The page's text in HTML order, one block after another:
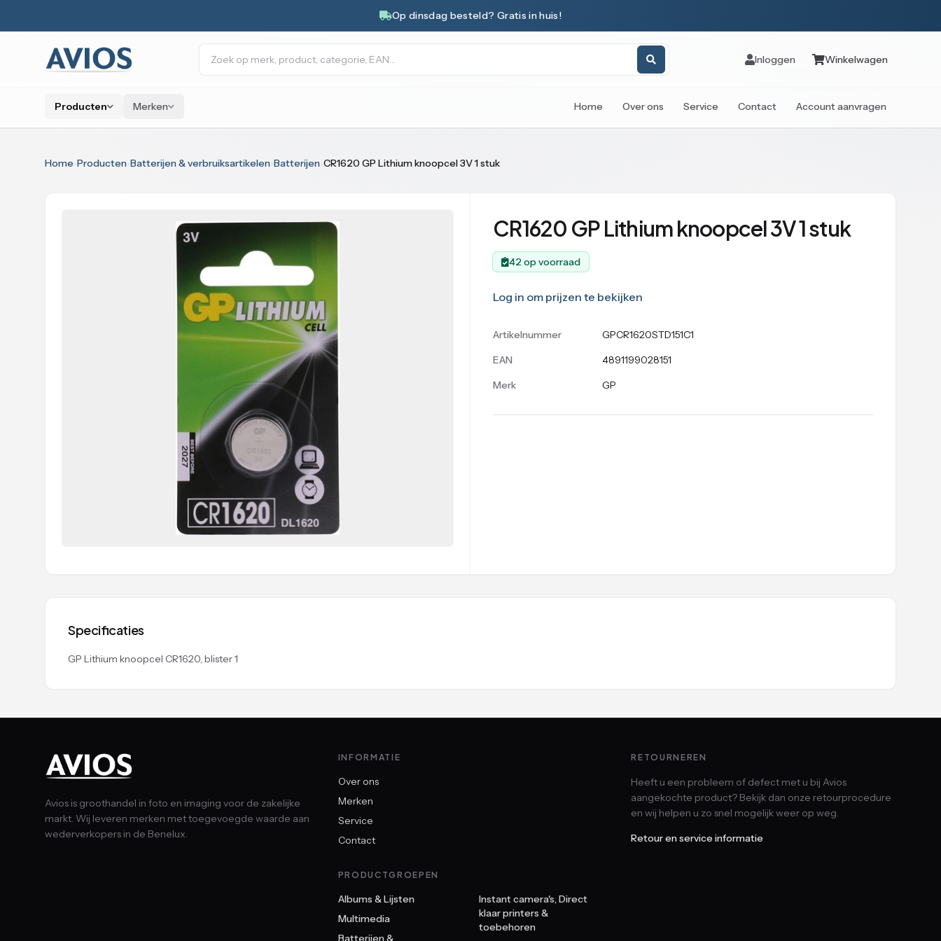
Op dinsdag besteld? Gratis in huis!
Inloggen Winkelwagen
Producten Merken Home Over ons Service Contact Account aanvragen
Home›Producten›Batterijen & verbruiksartikelen›Batterijen›CR1620 GP Lithium knoopcel 3V 1 stuk
CR1620 GP Lithium knoopcel 3V 1 stuk
42 op voorraad
Log in om prijzen te bekijken
Artikelnummer
GPCR1620STD151C1
EAN
4891199028151
Merk
GP
Specificaties
GP Lithium knoopcel CR1620, blister 1
Avios is groothandel in foto en imaging voor de zakelijke
markt. Wij leveren merken met toegevoegde waarde aan
wederverkopers in de Benelux.
INFORMATIE
Over ons
Merken
Service
Contact
PRODUCTGROEPEN
Albums & Lijsten
Multimedia
Batterijen &
Instant camera's, Direct
klaar printers &
toebehoren
RETOURNEREN
Heeft u een probleem of defect met u bij Avios
aangekochte product? Bekijk dan onze retourprocedure
en wij helpen u zo snel mogelijk weer op weg.
Retour en service informatie